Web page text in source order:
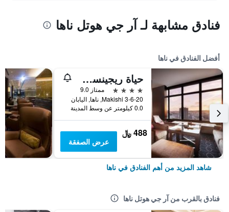
فنادق مشابهة لـ آر جي هوتل ناها
أفضل الفنادق في ناها
حياة ريجينسي ناها، أوكيناوا
4 نجوم
ممتاز 9.0
3-6-20 Makishi, ناها, اليابان
0.0 كيلومتر عن وسط المدينة
488 ﷼
عرض الصفقة
شاهد المزيد من أهم الفنادق في ناها
فنادق بالقرب من آر جي هوتل ناها